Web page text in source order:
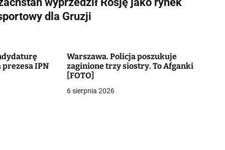
dla Gruzji
prezesa IPN
Warszawa. Policja poszukuje
zaginione trzy siostry. To Afganki
[FOTO]
6 sierpnia 2026